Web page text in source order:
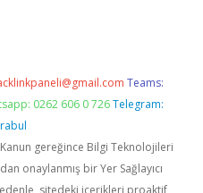
Teams:
0262 606 0 726 Telegram:
Kanun gereğince Bilgi Teknolojileri
onaylanmış bir Yer Sağlayıcı
sitedeki içerikleri proaktif